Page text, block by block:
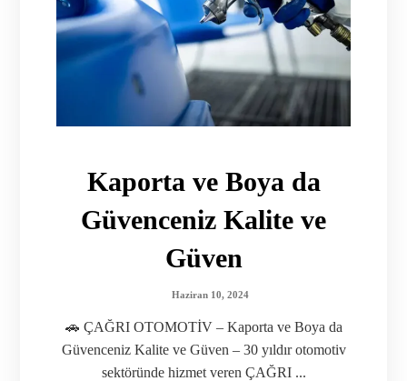
Kaporta ve Boya da
Güvenceniz Kalite ve
Güven
Haziran 10, 2024
🚗 ÇAĞRI OTOMOTİV – Kaporta ve Boya da
Güvenceniz Kalite ve Güven – 30 yıldır otomotiv
sektöründe hizmet veren ÇAĞRI ...